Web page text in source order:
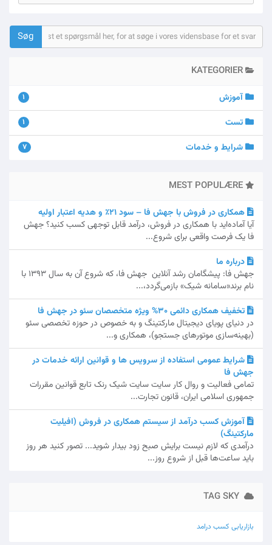
آموزش 1
تست 1
شرایط و خدمات 7
همکاری در فروش با جهش فا – سود ۲۱٪ و هدیه اعتبار اولیه
آیا آماده‌اید با همکاری در فروش، درآمد قابل توجهی کسب کنید؟ جهش
فا یک فرصت واقعی برای شروع...
درباره ما
جهش فا: پیشگامان رشد آنلاین جهش فا، که شروع آن به سال 1393 با
نام برند«سامانه شیک» بازمی‌گردد،...
تخفیف همکاری دائمی 30% ویژه متخصصان سئو در جهش فا
در دنیای پویای دیجیتال مارکتینگ و به خصوص در حوزه تخصصی سئو
(بهینه‌سازی موتورهای جستجو)، همکاری و...
شرایط عمومی استفاده از سرویس ها و قوانین ارائه خدمات در
جهش فا
تمامی فعالیت و روال کار سایت سایت شیک رنک تابع قوانین مقررات
جمهوری اسلامی ایران، قانون تجارت...
آموزش کسب درآمد از سیستم همکاری در فروش (افیلیت
مارکتینگ)
درآمدی که لازم نیست برایش صبح زود بیدار شوید... تصور کنید هر روز
باید ساعت‌ها قبل از شروع روز...
بازاریابی کسب درامد